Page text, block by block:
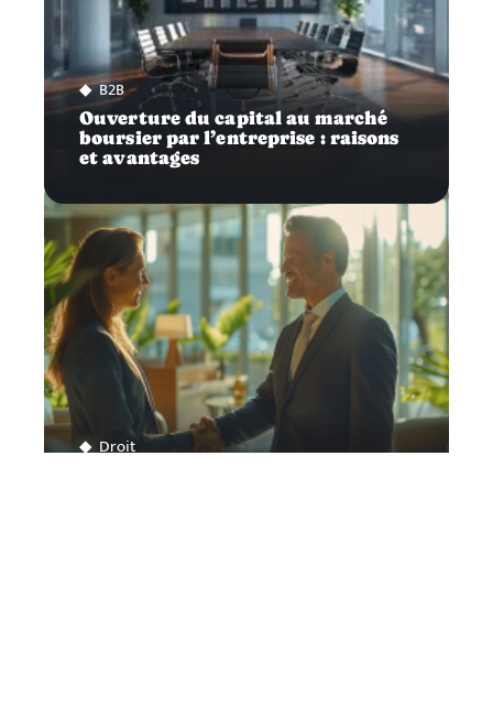
B2B
Ouverture du capital au marché
boursier par l’entreprise : raisons
et avantages
Droit